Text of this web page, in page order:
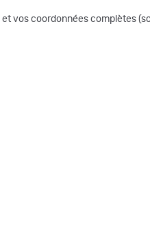
vos coordonnées complètes